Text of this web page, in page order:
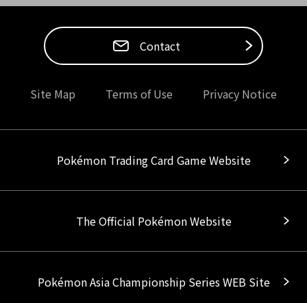
Contact
Site Map Terms of Use Privacy Notice
Pokémon Trading Card Game Website
The Official Pokémon Website
Pokémon Asia Championship Series WEB Site